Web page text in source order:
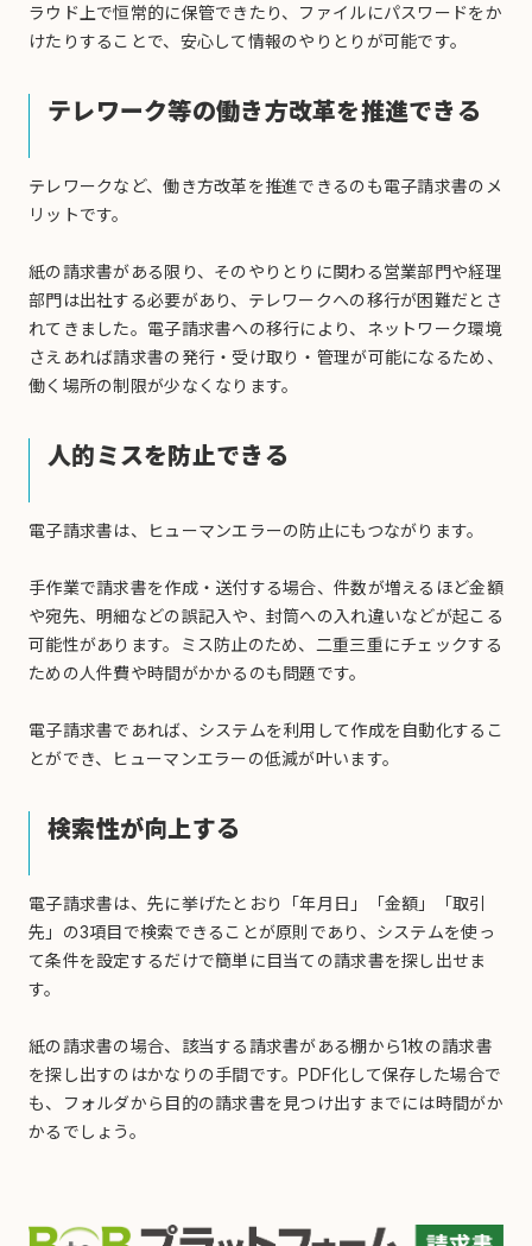
ラウド上で恒常的に保管できたり、ファイルにパスワードをか
けたりすることで、安心して情報のやりとりが可能です。
テレワーク等の働き方改革を推進できる
テレワークなど、働き方改革を推進できるのも電子請求書のメ
リットです。
紙の請求書がある限り、そのやりとりに関わる営業部門や経理
部門は出社する必要があり、テレワークへの移行が困難だとさ
れてきました。電子請求書への移行により、ネットワーク環境
さえあれば請求書の発行・受け取り・管理が可能になるため、
働く場所の制限が少なくなります。
人的ミスを防止できる
電子請求書は、ヒューマンエラーの防止にもつながります。
手作業で請求書を作成・送付する場合、件数が増えるほど金額
や宛先、明細などの誤記入や、封筒への入れ違いなどが起こる
可能性があります。ミス防止のため、二重三重にチェックする
ための人件費や時間がかかるのも問題です。
電子請求書であれば、システムを利用して作成を自動化するこ
とができ、ヒューマンエラーの低減が叶います。
検索性が向上する
電子請求書は、先に挙げたとおり「年月日」「金額」「取引
先」の3項目で検索できることが原則であり、システムを使っ
て条件を設定するだけで簡単に目当ての請求書を探し出せま
す。
紙の請求書の場合、該当する請求書がある棚から1枚の請求書
を探し出すのはかなりの手間です。PDF化して保存した場合で
も、フォルダから目的の請求書を見つけ出すまでには時間がか
かるでしょう。